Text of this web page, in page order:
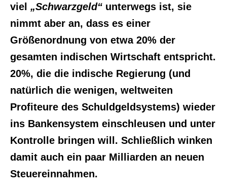
viel „Schwarzgeld“ unterwegs ist, sie
nimmt aber an, dass es einer
Größenordnung von etwa 20% der
gesamten indischen Wirtschaft entspricht.
20%, die die indische Regierung (und
natürlich die wenigen, weltweiten
Profiteure des Schuldgeldsystems) wieder
ins Bankensystem einschleusen und unter
Kontrolle bringen will. Schließlich winken
damit auch ein paar Milliarden an neuen
Steuereinnahmen.